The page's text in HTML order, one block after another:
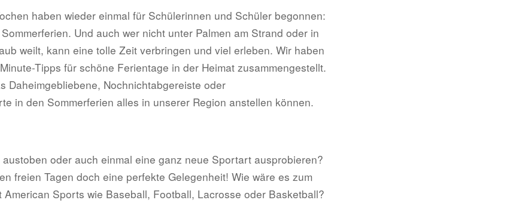
haben wieder einmal für Schülerinnen und Schüler begonnen:
Und auch wer nicht unter Palmen am Strand oder in
weilt, kann eine tolle Zeit verbringen und viel erleben. Wir haben
Tipps für schöne Ferientage in der Heimat zusammengestellt.
Daheimgebliebene, Nochnichtabgereiste oder
in den Sommerferien alles in unserer Region anstellen können.
oder auch einmal eine ganz neue Sportart ausprobieren?
freien Tagen doch eine perfekte Gelegenheit! Wie wäre es zum
American Sports wie Baseball, Football, Lacrosse oder Basketball?